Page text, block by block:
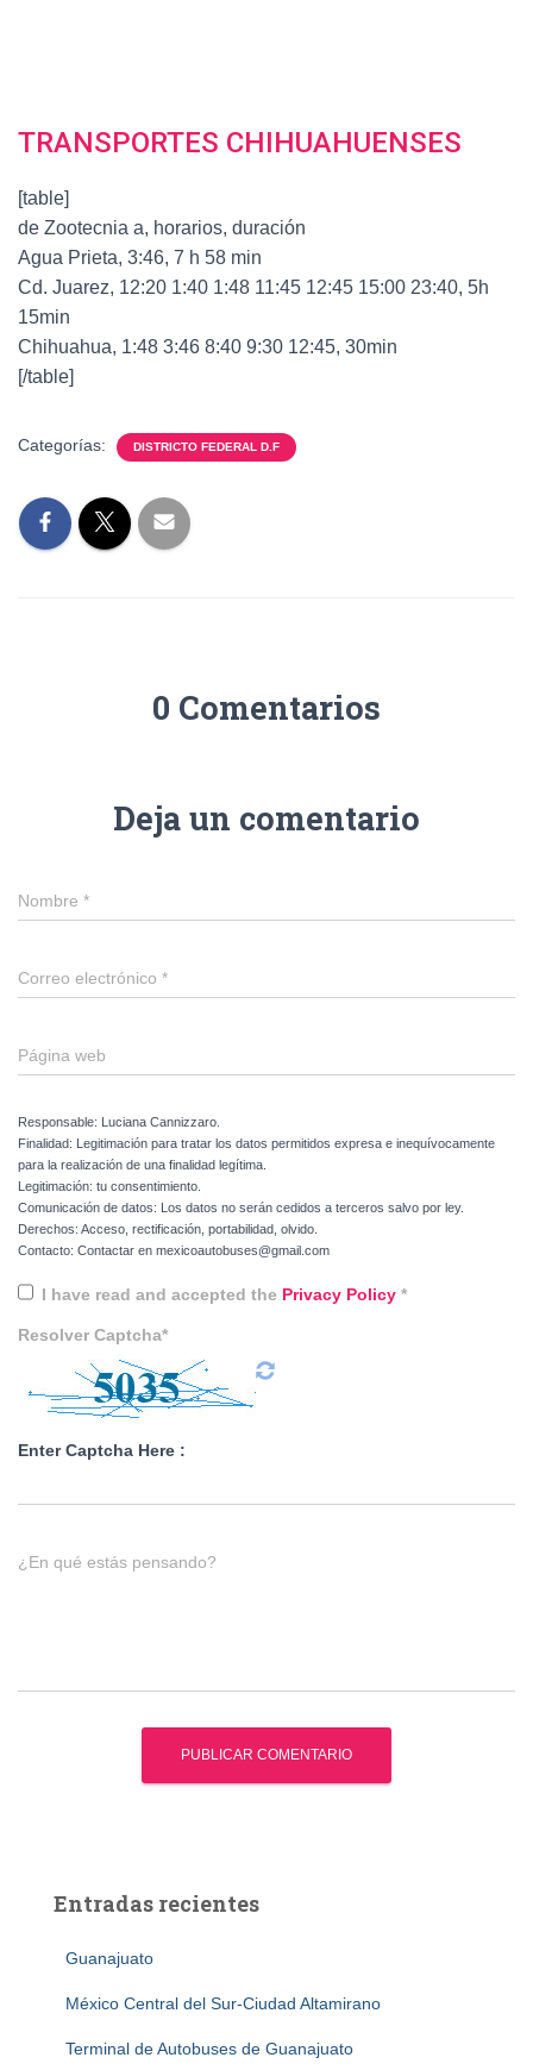
TRANSPORTES CHIHUAHUENSES
[table]
de Zootecnia a, horarios, duración
Agua Prieta, 3:46, 7 h 58 min
Cd. Juarez, 12:20 1:40 1:48 11:45 12:45 15:00 23:40, 5h
15min
Chihuahua, 1:48 3:46 8:40 9:30 12:45, 30min
[/table]
Categorías: DISTRICTO FEDERAL D.F
0 Comentarios
Deja un comentario
Nombre *
Correo electrónico *
Página web
Responsable: Luciana Cannizzaro.
Finalidad: Legitimación para tratar los datos permitidos expresa e inequívocamente
para la realización de una finalidad legítima.
Legitimación: tu consentimiento.
Comunicación de datos: Los datos no serán cedidos a terceros salvo por ley.
Derechos: Acceso, rectificación, portabilidad, olvido.
Contacto: Contactar en mexicoautobuses@gmail.com
I have read and accepted the Privacy Policy *
Resolver Captcha*
Enter Captcha Here :
¿En qué estás pensando?
Entradas recientes
Guanajuato
México Central del Sur-Ciudad Altamirano
Terminal de Autobuses de Guanajuato